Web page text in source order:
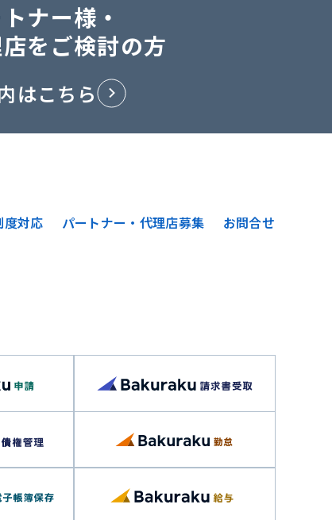
ナー様・
をご検討の方
はこちら
度対応 パートナー・代理店募集 お問合せ